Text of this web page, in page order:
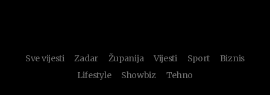
Sve vijesti Zadar Županija Vijesti Sport
Biznis
Lifestyle
Showbiz Tehno